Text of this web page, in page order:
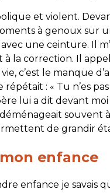
et violent.
à genoux sur
une ceinture. Il
la correction. Il
c’est le manque
répétait : « Tu n’es
lui a dit devant
souvent
de grandir
enfance
enfance je savais